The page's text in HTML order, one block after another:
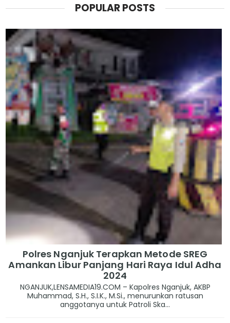
POPULAR POSTS
Polres Nganjuk Terapkan Metode SREG
Amankan Libur Panjang Hari Raya Idul Adha
2024
NGANJUK,LENSAMEDIA19.COM – Kapolres Nganjuk, AKBP
Muhammad, S.H., S.I.K., M.Si., menurunkan ratusan
anggotanya untuk Patroli Ska...